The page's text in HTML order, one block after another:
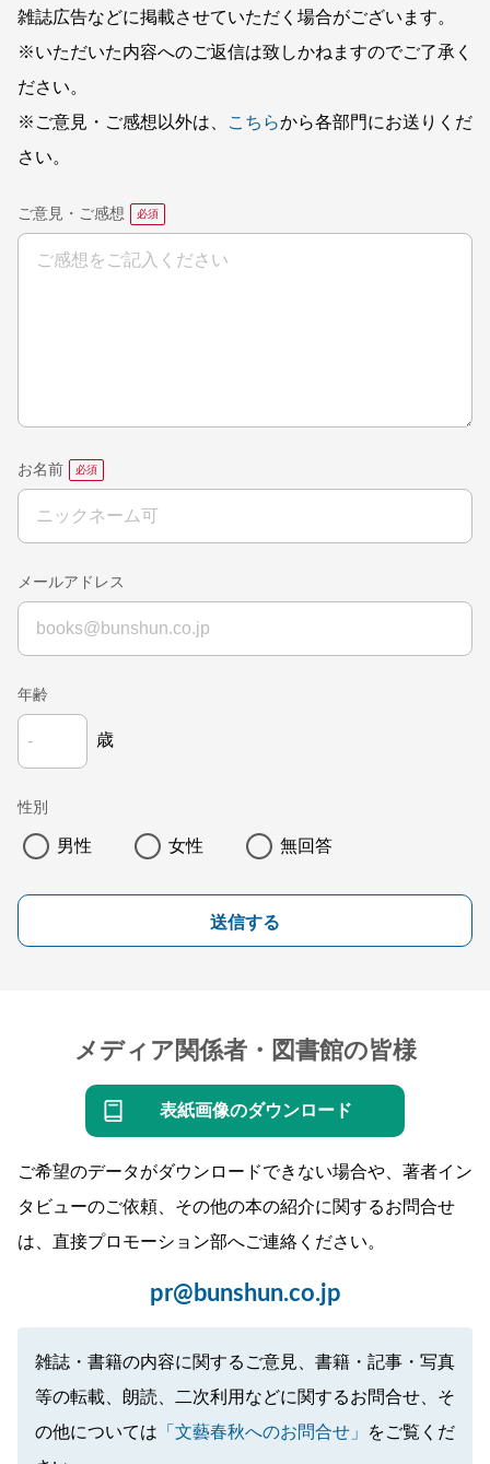
雑誌広告などに掲載させていただく場合がございます。
※いただいた内容へのご返信は致しかねますのでご了承く
ださい。
※ご意見・ご感想以外は、
こちらから各部門にお送りくだ
さい。
ご意見・ご感想
お名前
メールアドレス
年齢
歳
性別
男性 女性 無回答
送信する
メディア関係者・図書館の皆様
表紙画像のダウンロード
ご希望のデータがダウンロードできない場合や、著者イン
タビューのご依頼、その他の本の紹介に関するお問合せ
は、直接プロモーション部へご連絡ください。
pr@bunshun.co.jp
雑誌・書籍の内容に関するご意見、書籍・記事・写真
等の転載、朗読、二次利用などに関するお問合せ、そ
の他については 「文藝春秋へのお問合せ」
をご覧くだ